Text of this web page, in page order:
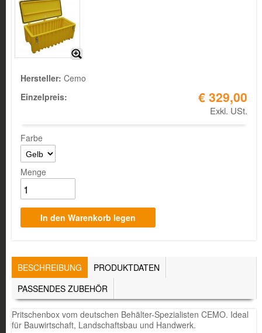
Hersteller: Cemo
Einzelpreis:
€ 329,00
Exkl. USt.
Farbe
Menge
TABS
BESCHREIBUNG (AKTIVER
REITER)
PRODUKTDATEN
PASSENDES ZUBEHÖR
Pritschenbox vom deutschen Behälter-Spezialisten CEMO. Ideal
für Bauwirtschaft, Landschaftsbau und Handwerk.